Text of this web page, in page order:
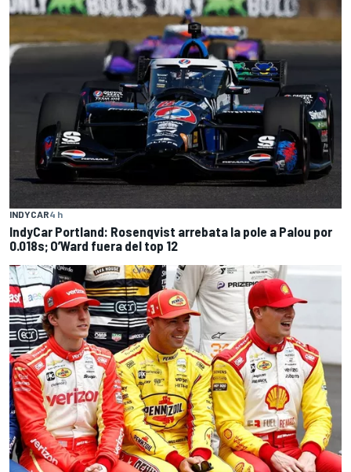
INDYCAR4 h
IndyCar Portland: Rosenqvist arrebata la pole a Palou por
0.018s; O’Ward fuera del top 12